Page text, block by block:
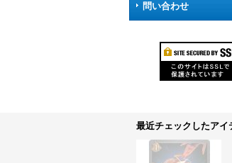
問い合わせ
最近チェックしたアイ